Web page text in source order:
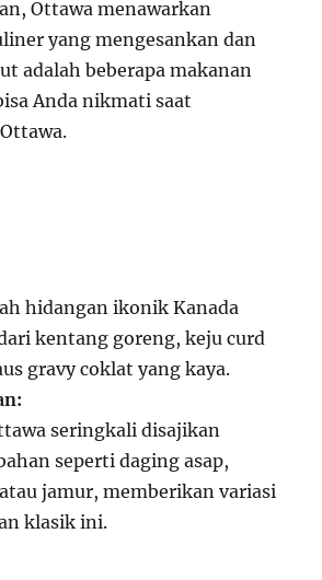
Ottawa menawarkan
yang mengesankan dan
adalah beberapa makanan
Anda nikmati saat
hidangan ikonik Kanada
kentang goreng, keju curd
gravy coklat yang kaya.
seringkali disajikan
seperti daging asap,
jamur, memberikan variasi
klasik ini.